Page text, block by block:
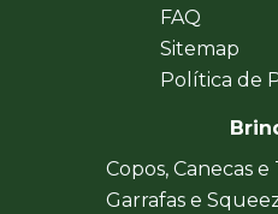
FAQ
Sitemap
Política de
Copos, Canecas e
Garrafas e